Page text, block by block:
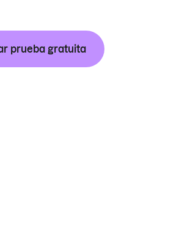
prueba gratuita